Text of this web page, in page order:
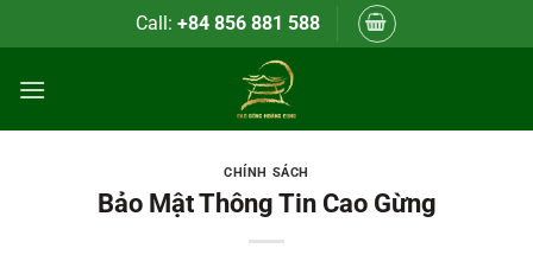
qua
dung
Call: +84 856 881 588
CHÍNH SÁCH
Bảo Mật Thông Tin Cao Gừng